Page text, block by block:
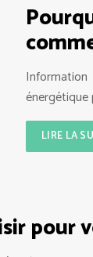
énergétique
LIRE LA
pour